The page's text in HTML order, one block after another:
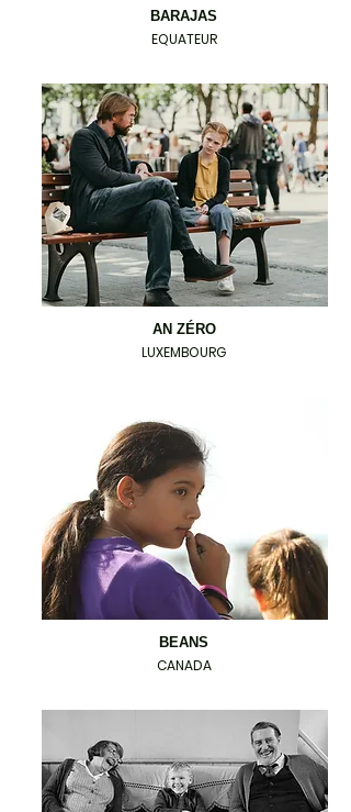
BARAJAS
EQUATEUR
AN ZÉRO
LUXEMBOURG
BEANS
CANADA